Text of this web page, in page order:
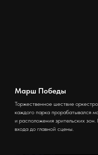
Марш Победы
Торжественное шествие
каждого парка прорабатывался
и расположения зрительских
входа до главной сцены.